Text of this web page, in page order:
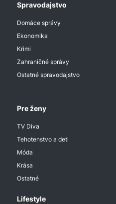
Spravodajstvo
Domáce správy
Ekonomika
Krimi
Zahraničné správy
Ostatné spravodajstvo
Pre ženy
TV Diva
Tehotenstvo a deti
Móda
Krása
Ostatné
Lifestyle